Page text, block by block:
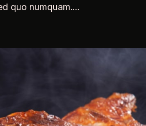
quo numquam.…